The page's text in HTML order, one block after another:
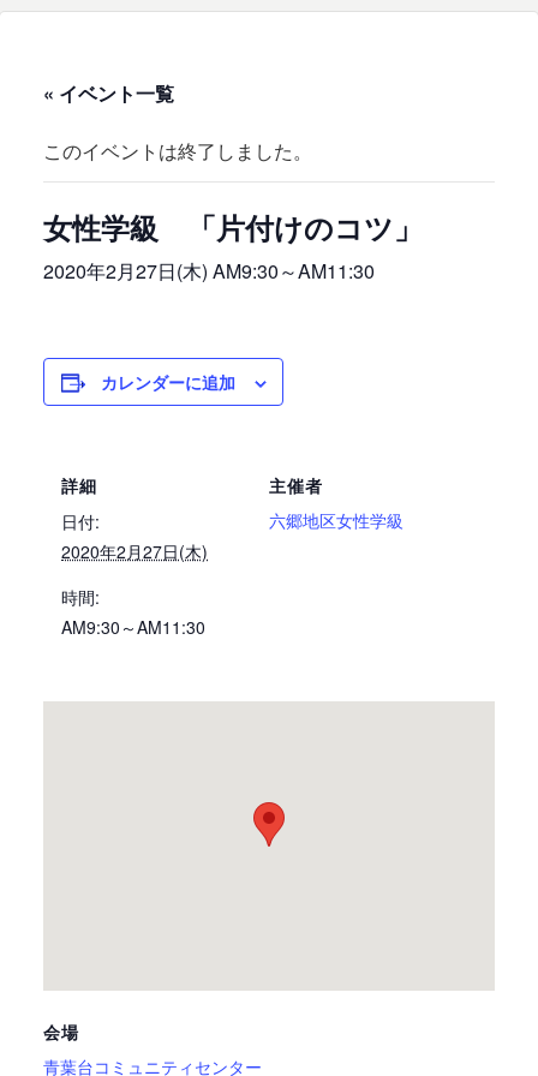
« イベント一覧
このイベントは終了しました。
女性学級 「片付けのコツ」
2020年2月27日(木) AM9:30～AM11:30
カレンダーに追加
詳細
日付:
2020年2月27日(木)
時間:
AM9:30～AM11:30
主催者
六郷地区女性学級
会場
青葉台コミュニティセンター